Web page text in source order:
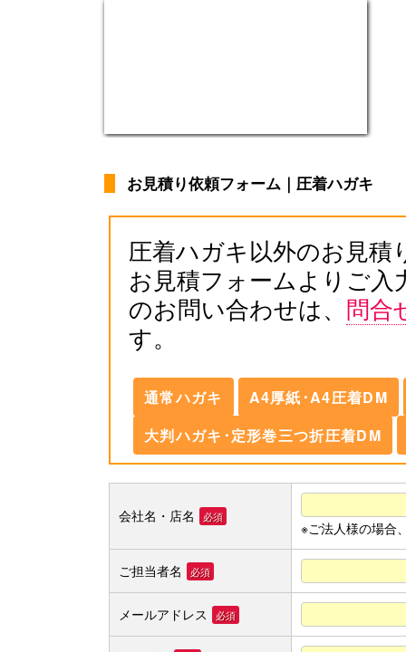
お見積り依頼フォーム｜圧着ハガキ
圧着ハガキ以外のお見積
お見積フォームよりご
のお問い合わせは、 問合
す。
通常ハガキ
A4厚紙･A4圧着DM
大判ハガキ･定形巻三つ折圧着DM
会社名・店名 必須
※ご法人様の場合
ご担当者名 必須
メールアドレス 必須